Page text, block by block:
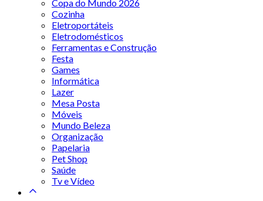
Copa do Mundo 2026
Cozinha
Eletroportáteis
Eletrodomésticos
Ferramentas e Construção
Festa
Games
Informática
Lazer
Mesa Posta
Móveis
Mundo Beleza
Organização
Papelaria
Pet Shop
Saúde
Tv e Vídeo